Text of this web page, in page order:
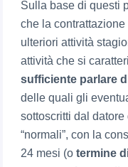
Sulla base di questi
che la
ulteriori attività
attività che si
sufficiente parlare
delle quali gli
sottoscritti dal
“normali”, con la
24 mesi (otermine